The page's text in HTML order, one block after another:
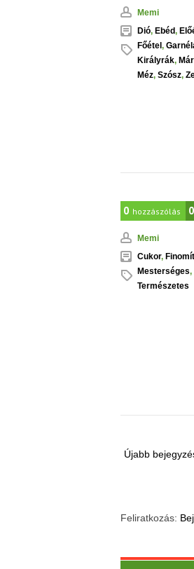
Memi
Dió, Ebéd,
Főétel ,
Királyrák,
Méz, Szósz,
0 hozzászólás
Memi
Cukor,
Mesterséges,
Természetes
Újabb
Feliratkozás: